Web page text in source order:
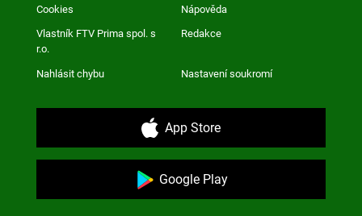
Cookies Nápověda
Vlastník FTV Prima spol. s
r.o.
Redakce
Nahlásit chybu Nastavení soukromí
App Store
Google Play